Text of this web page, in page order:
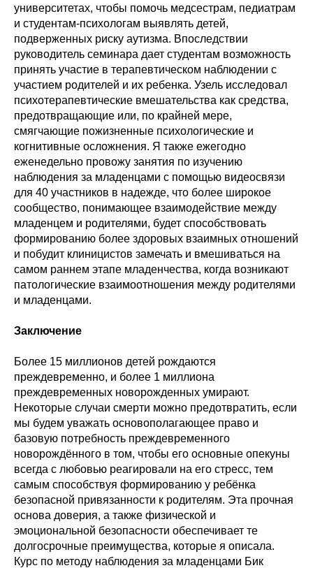
университетах, чтобы помочь медсестрам, педиатрам
и студентам-психологам выявлять детей,
подверженных риску аутизма. Впоследствии
руководитель семинара дает студентам возможность
принять участие в терапевтическом наблюдении с
участием родителей и их ребенка. Узель исследовал
психотерапевтические вмешательства как средства,
предотвращающие или, по крайней мере,
смягчающие пожизненные психологические и
когнитивные осложнения. Я также ежегодно
еженедельно провожу занятия по изучению
наблюдения за младенцами с помощью видеосвязи
для 40 участников в надежде, что более широкое
сообщество, понимающее взаимодействие между
младенцем и родителями, будет способствовать
формированию более здоровых взаимных отношений
и побудит клиницистов замечать и вмешиваться на
самом раннем этапе младенчества, когда возникают
патологические взаимоотношения между родителями
и младенцами.
Заключение
Более 15 миллионов детей рождаются
преждевременно, и более 1 миллиона
преждевременных новорожденных умирают.
Некоторые случаи смерти можно предотвратить, если
мы будем уважать основополагающее право и
базовую потребность преждевременного
новорождённого в том, чтобы его основные опекуны
всегда с любовью реагировали на его стресс, тем
самым способствуя формированию у ребёнка
безопасной привязанности к родителям. Эта прочная
основа доверия, а также физической и
эмоциональной безопасности обеспечивает те
долгосрочные преимущества, которые я описала.
Курс по методу наблюдения за младенцами Бик